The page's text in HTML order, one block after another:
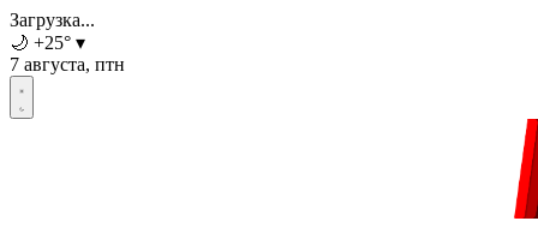
Загрузка...
🌙 +25° ▾
7 августа, птн